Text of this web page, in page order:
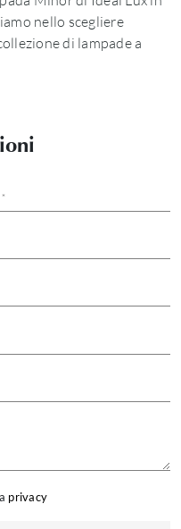
nello scegliere
di lampade a
privacy